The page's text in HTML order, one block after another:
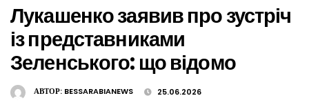
Лукашенко заявив про зустріч
із представниками
Зеленського: що відомо
АВТОР: BESSARABIANEWS 25.06.2026